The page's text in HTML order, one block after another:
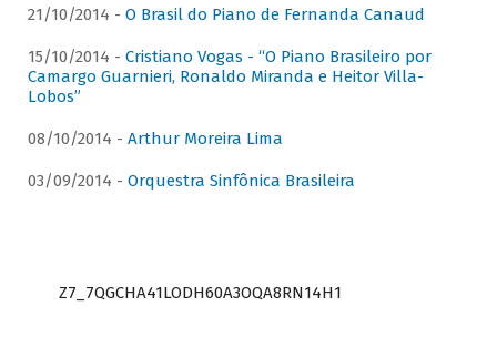
21/10/2014 - O Brasil do Piano de Fernanda Canaud
15/10/2014 - Cristiano Vogas - “O Piano Brasileiro por
Camargo Guarnieri, Ronaldo Miranda e Heitor Villa-
Lobos”
08/10/2014 - Arthur Moreira Lima
03/09/2014 - Orquestra Sinfônica Brasileira
Z7_7QGCHA41LODH60A3OQA8RN14H1